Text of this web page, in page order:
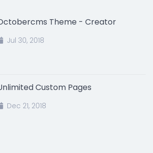
Theme - Creator
Jul 30, 2018
Custom Pages
Dec 21, 2018